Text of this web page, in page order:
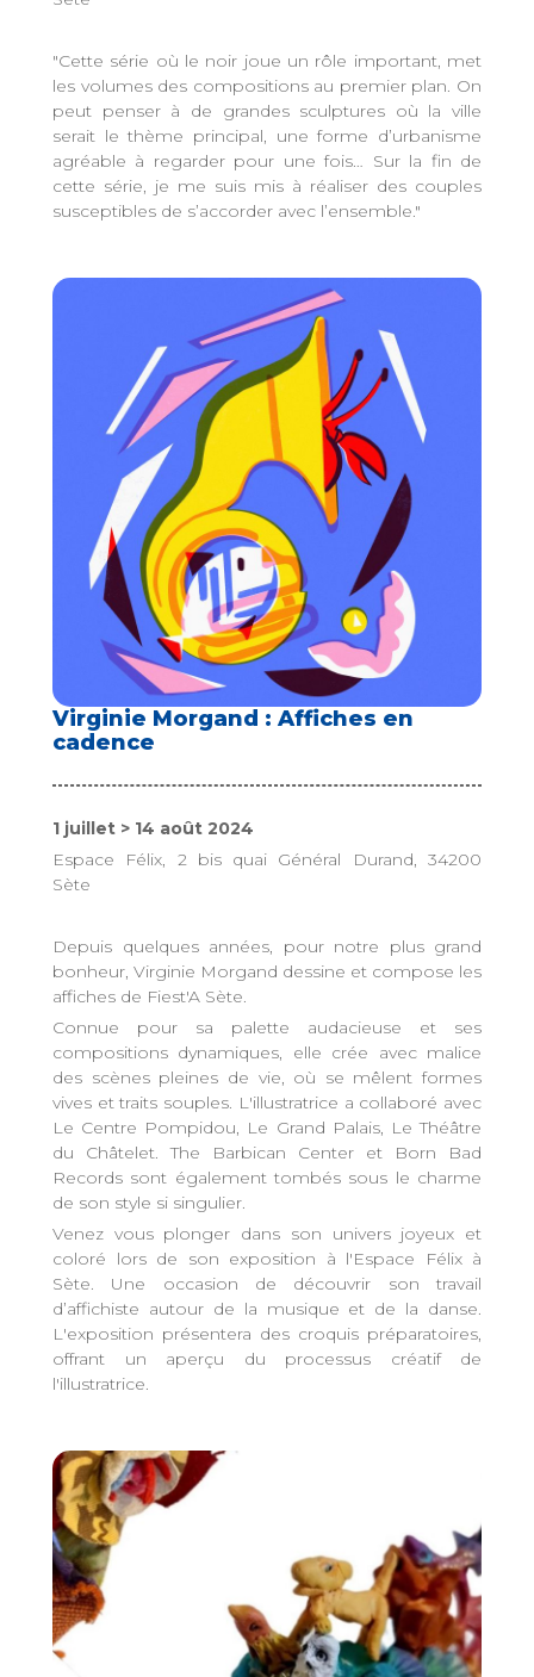
"Cette série où le noir joue un rôle important, met
les volumes des compositions au premier plan. On
peut penser à de grandes sculptures où la ville
serait le thème principal, une forme d’urbanisme
agréable à regarder pour une fois… Sur la fin de
cette série, je me suis mis à réaliser des couples
susceptibles de s’accorder avec l’ensemble."
Virginie Morgand : Affiches en
cadence
1 juillet > 14 août 2024
Espace Félix, 2 bis quai Général Durand, 34200
Sète
Depuis quelques années, pour notre plus grand
bonheur, Virginie Morgand dessine et compose les
affiches de Fiest'A Sète.
Connue pour sa palette audacieuse et ses
compositions dynamiques, elle crée avec malice
des scènes pleines de vie, où se mêlent formes
vives et traits souples. L'illustratrice a collaboré avec
Le Centre Pompidou, Le Grand Palais, Le Théâtre
du Châtelet. The Barbican Center et Born Bad
Records sont également tombés sous le charme
de son style si singulier.
Venez vous plonger dans son univers joyeux et
coloré lors de son exposition à l'Espace Félix à
Sète. Une occasion de découvrir son travail
d’affichiste autour de la musique et de la danse.
L'exposition présentera des croquis préparatoires,
offrant un aperçu du processus créatif de
l'illustratrice.